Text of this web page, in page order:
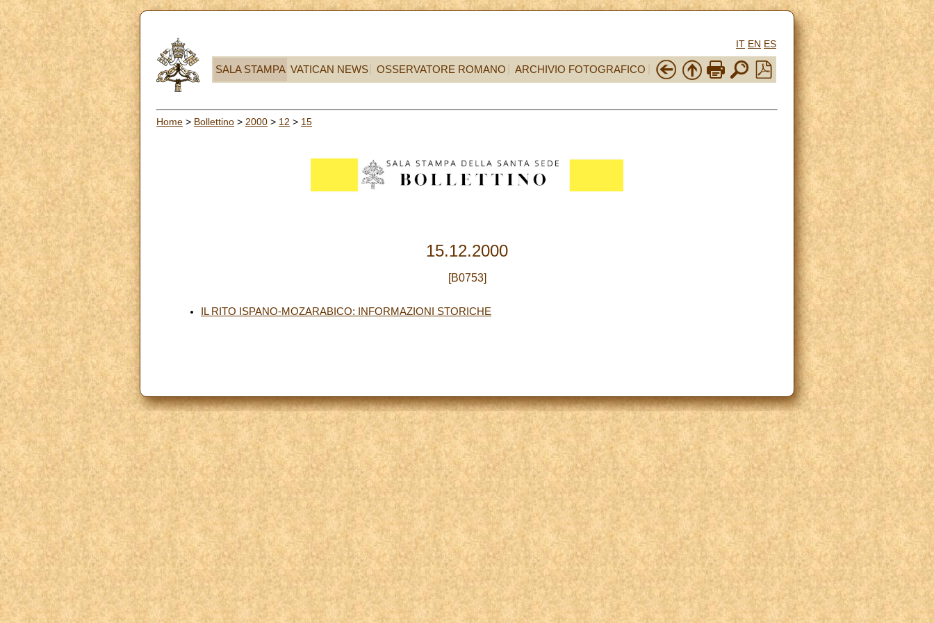
IT EN ES
SALA STAMPA VATICAN NEWS OSSERVATORE ROMANO ARCHIVIO FOTOGRAFICO
Home > Bollettino > 2000 > 12 > 15
15.12.2000
[B0753]
IL RITO ISPANO-MOZARABICO: INFORMAZIONI STORICHE